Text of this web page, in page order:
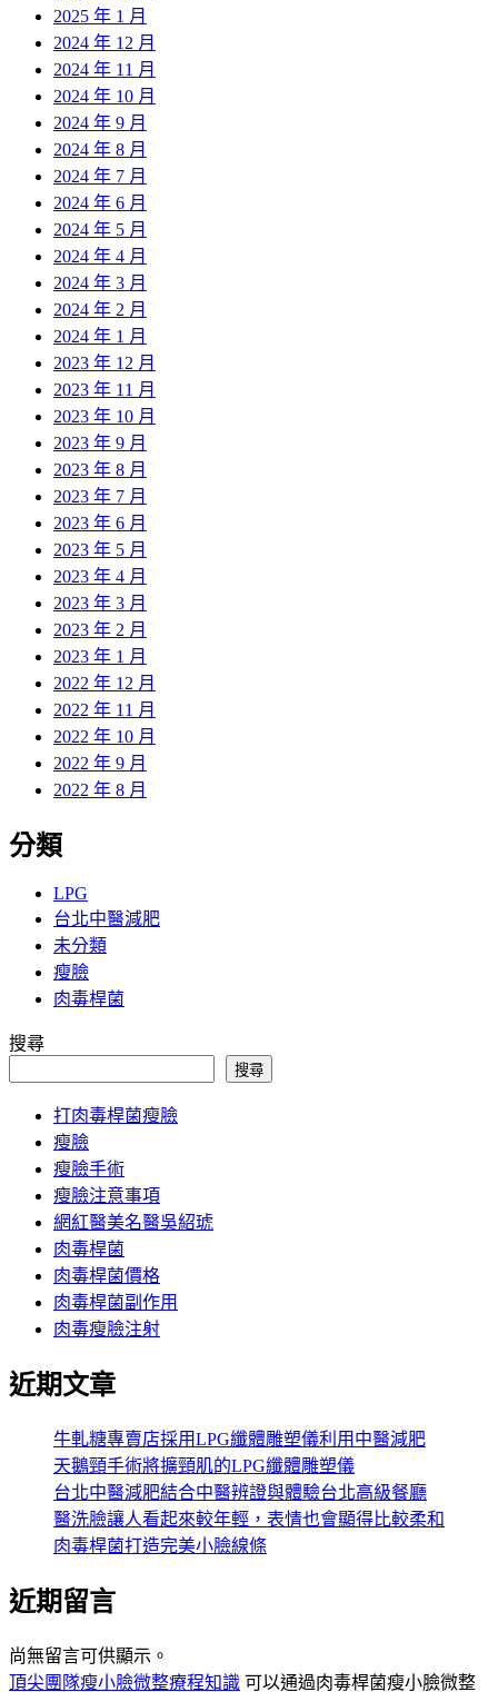
2025 年 1 月
2024 年 12 月
2024 年 11 月
2024 年 10 月
2024 年 9 月
2024 年 8 月
2024 年 7 月
2024 年 6 月
2024 年 5 月
2024 年 4 月
2024 年 3 月
2024 年 2 月
2024 年 1 月
2023 年 12 月
2023 年 11 月
2023 年 10 月
2023 年 9 月
2023 年 8 月
2023 年 7 月
2023 年 6 月
2023 年 5 月
2023 年 4 月
2023 年 3 月
2023 年 2 月
2023 年 1 月
2022 年 12 月
2022 年 11 月
2022 年 10 月
2022 年 9 月
2022 年 8 月
分類
LPG
台北中醫減肥
未分類
瘦臉
肉毒桿菌
搜尋
搜尋
打肉毒桿菌瘦臉
瘦臉
瘦臉手術
瘦臉注意事項
網紅醫美名醫吳紹琥
肉毒桿菌
肉毒桿菌價格
肉毒桿菌副作用
肉毒瘦臉注射
近期文章
牛軋糖專賣店採用LPG纖體雕塑儀利用中醫減肥
天鵝頸手術將擴頸肌的LPG纖體雕塑儀
台北中醫減肥結合中醫辨證與體驗台北高級餐廳
醫洗臉讓人看起來較年輕，表情也會顯得比較柔和
肉毒桿菌打造完美小臉線條
近期留言
尚無留言可供顯示。
頂尖團隊瘦小臉微整療程知識 可以通過肉毒桿菌瘦小臉微整